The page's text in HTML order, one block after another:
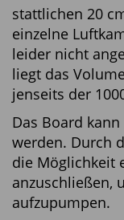
stattlichen 20
einzelne
leider nicht
liegt das
jenseits der
Das Board
werden. Durch
die Möglichkeit
anzuschließen,
aufzupumpen.